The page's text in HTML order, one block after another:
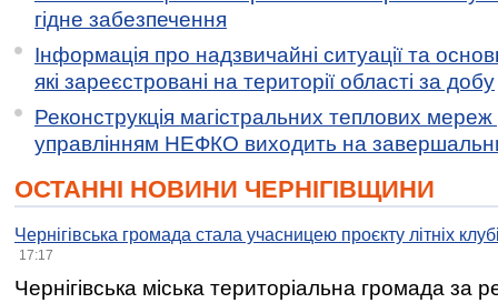
гідне забезпечення
Інформація про надзвичайні ситуації та
які зареєстровані на території області за добу
Реконструкція магістральних теплових мереж
управлінням НЕФКО виходить на
ОСТАННІ НОВИНИ ЧЕРНІГІВЩИНИ
Чернігівська громада стала учасницею проєкту літніх
17:17
Чернігівська міська територіальна громада за